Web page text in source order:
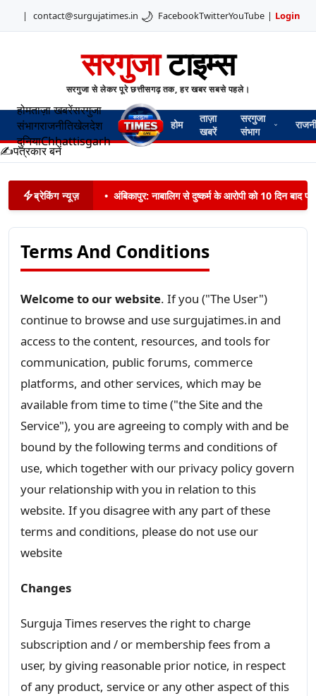
| contact@surgujatimes.in 🌙 FacebookTwitterYouTube | Login
सरगुजाटाइम्स
सरगुजा से लेकर पूरे छत्तीसगढ़ तक, हर खबर सबसे पहले।
होमताज़ा खबरेंसरगुजा
संभागराजनीतिखेलदेश
दुनियाChhattisgarh
होम
ताज़ा
खबरें
सरगुजा
संभाग
✍️पत्रकार बनें
ब्रेकिंग न्यूज़ • अंबिकापुर: नाबालिग से दुष्कर्म के आरोपी को 10 दिन बाद
Terms And Conditions
Welcome to our website. If you ("The User")
continue to browse and use surgujatimes.in and
access to the content, resources, and tools for
communication, public forums, commerce
platforms, and other services, which may be
available from time to time ("the Site and the
Service"), you are agreeing to comply with and be
bound by the following terms and conditions of
use, which together with our privacy policy govern
your relationship with you in relation to this
website. If you disagree with any part of these
terms and conditions, please do not use our
website
Changes
Surguja Times reserves the right to charge
subscription and / or membership fees from a
user, by giving reasonable prior notice, in respect
of any product, service or any other aspect of this